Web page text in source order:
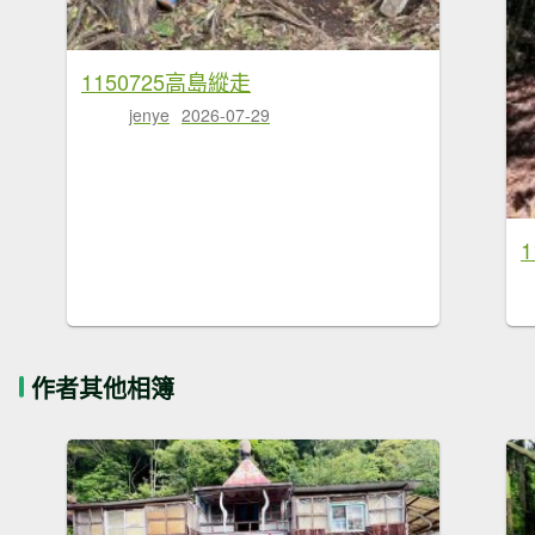
1150725高島縱走
jenye 2026-07-29
作者其他相簿